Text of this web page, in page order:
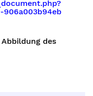
906a003b94eb
des